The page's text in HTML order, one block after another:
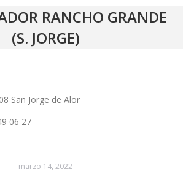
RANCHO GRANDE
(S. JORGE)
San Jorge de Alor
06 27
marzo 14, 2022